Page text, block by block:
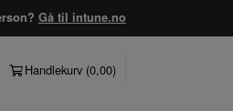
Gå til intune.no
Handlekurv (0,00)